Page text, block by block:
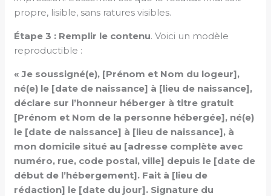
propre, lisible, sans ratures visibles.
Étape 3 : Remplir le contenu. Voici un modèle
reproductible :
« Je soussigné(e), [Prénom et Nom du logeur],
né(e) le [date de naissance] à [lieu de naissance],
déclare sur l’honneur héberger à titre gratuit
[Prénom et Nom de la personne hébergée], né(e)
le [date de naissance] à [lieu de naissance], à
mon domicile situé au [adresse complète avec
numéro, rue, code postal, ville] depuis le [date de
début de l’hébergement]. Fait à [lieu de
rédaction] le [date du jour]. Signature du